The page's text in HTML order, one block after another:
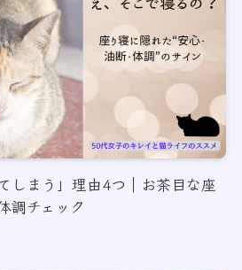
しまう」理由4つ｜お茶目な座
調チェック